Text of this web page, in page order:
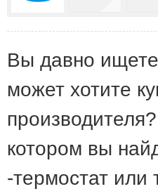
Вы давно ищете
может хотите
котором вы
-термостат или